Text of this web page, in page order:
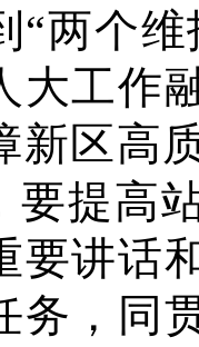
“两个
大工作
新区高
要提高
要讲话
务，同